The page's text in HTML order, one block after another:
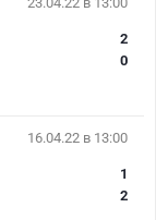
2
0
16.04.22 в 13:00
1
2